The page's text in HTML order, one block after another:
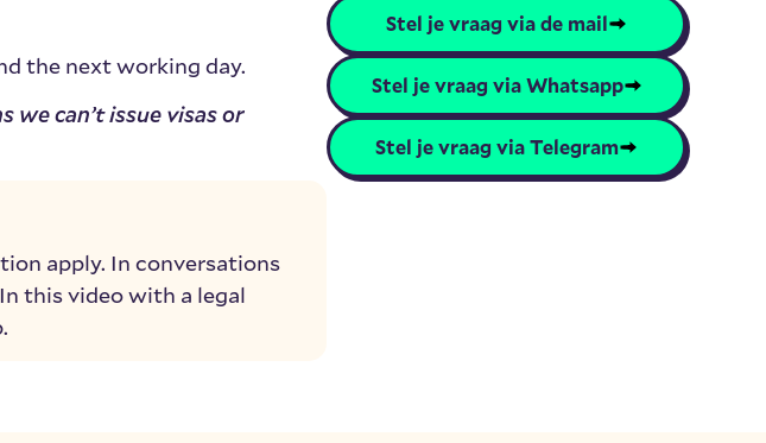
the next working day.
we can’t issue visas or
apply. In conversations
this video with a legal
Stel je vraag via de mail
Stel je vraag via Whatsapp
Stel je vraag via Telegram